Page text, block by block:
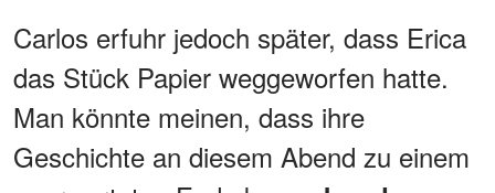
Carlos erfuhr jedoch später, dass Erica
das Stück Papier weggeworfen hatte.
Man könnte meinen, dass ihre
Geschichte an diesem Abend zu einem